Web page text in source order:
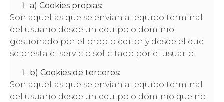
a) Cookies propias:
Son aquellas que se envían al equipo terminal
del usuario desde un equipo o dominio
gestionado por el propio editor y desde el que
se presta el servicio solicitado por el usuario.
b) Cookies de terceros:
Son aquellas que se envían al equipo terminal
del usuario desde un equipo o dominio que no